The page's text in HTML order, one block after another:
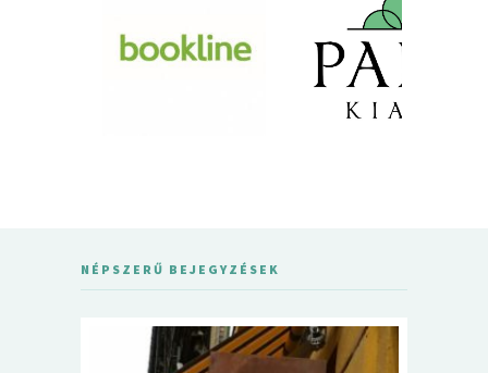
NÉPSZERŰ BEJEGYZÉSEK